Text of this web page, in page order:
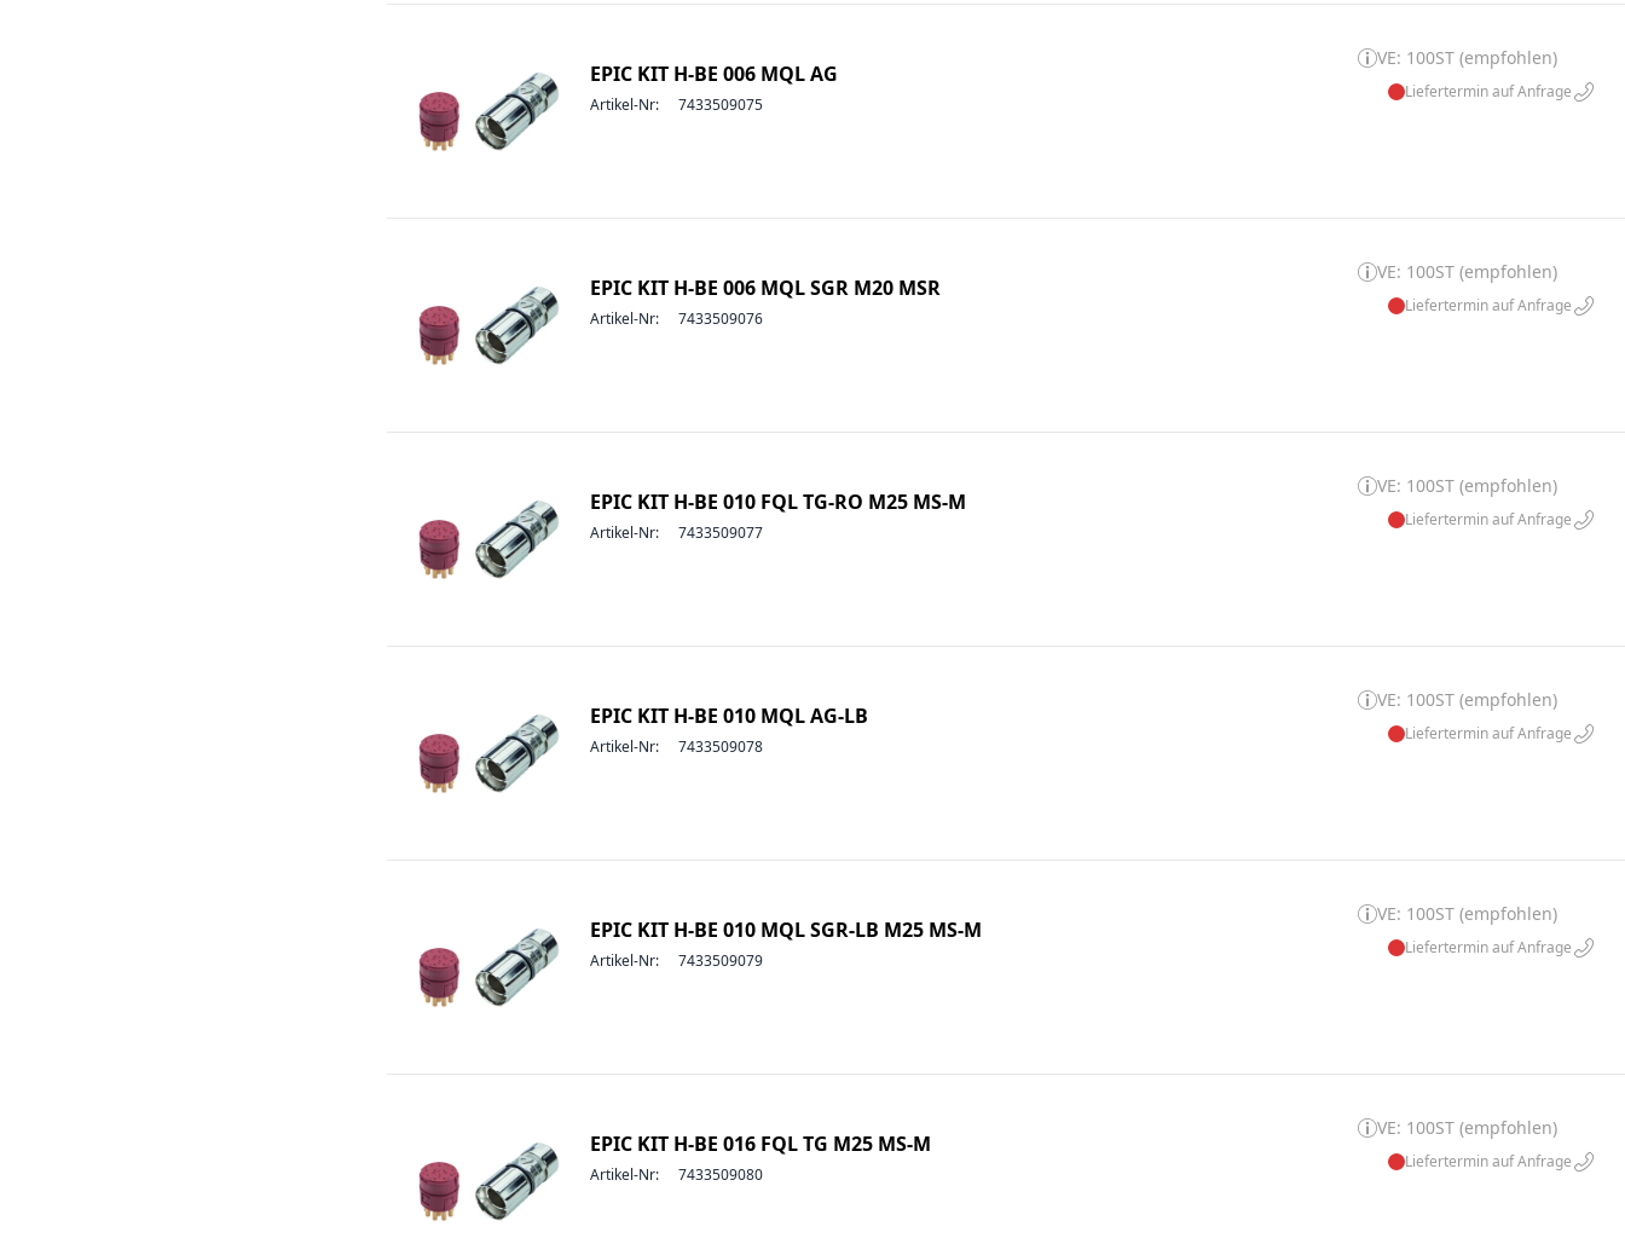
EPIC KIT H-BE 006 MQL AG
Artikel-Nr: 7433509075
VE: 100ST (empfohlen)
Liefertermin auf Anfrage
EPIC KIT H-BE 006 MQL SGR M20 MSR
Artikel-Nr: 7433509076
VE: 100ST (empfohlen)
Liefertermin auf Anfrage
EPIC KIT H-BE 010 FQL TG-RO M25 MS-M
Artikel-Nr: 7433509077
VE: 100ST (empfohlen)
Liefertermin auf Anfrage
EPIC KIT H-BE 010 MQL AG-LB
Artikel-Nr: 7433509078
VE: 100ST (empfohlen)
Liefertermin auf Anfrage
EPIC KIT H-BE 010 MQL SGR-LB M25 MS-M
Artikel-Nr: 7433509079
VE: 100ST (empfohlen)
Liefertermin auf Anfrage
EPIC KIT H-BE 016 FQL TG M25 MS-M
Artikel-Nr: 7433509080
VE: 100ST (empfohlen)
Liefertermin auf Anfrage